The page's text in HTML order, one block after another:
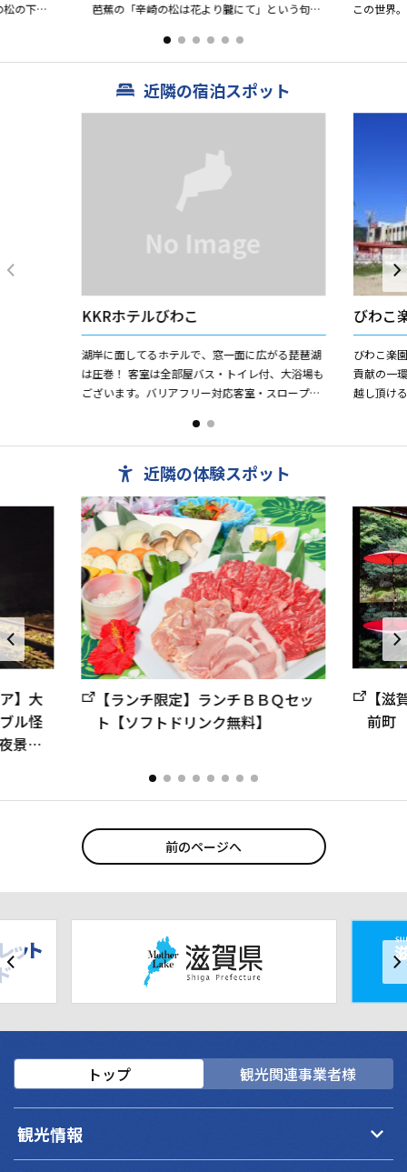
の下に
芭蕉の「辛崎の松は花より朧にて」という句で
す。金沢の兼六園...
この世界
近隣の宿泊スポット
KKRホテルびわこ
湖岸に面してるホテルで、窓一面に広がる琵琶湖
は圧巻！ 客室は全部屋バス・トイレ付、大浴場も
ございます。バリアフリー対応客室・スロープ完
デンバーベキュー、冬...
びわこ
びわこ楽
貢献の一
越し頂け
近隣の体験スポット
】大
ル怪
景と
【ランチ限定】ランチＢＢＱセッ
ト【ソフトドリンク無料】
【
前町
前のページへ
トップ 観光関連事業者様
観光情報 keyboard_arrow_down